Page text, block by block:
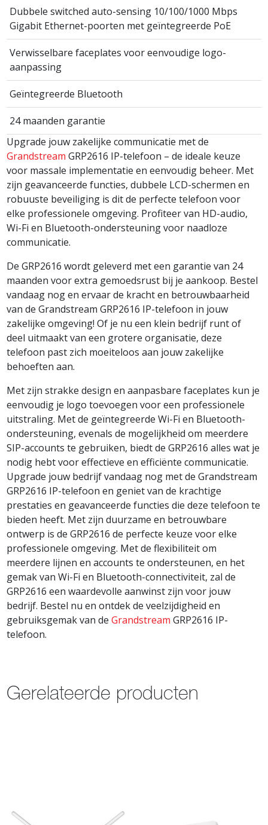
Dubbele switched auto-sensing 10/100/1000 Mbps
Gigabit Ethernet-poorten met geïntegreerde PoE
Verwisselbare faceplates voor eenvoudige logo-
aanpassing
Geïntegreerde Bluetooth
24 maanden garantie
Upgrade jouw zakelijke communicatie met de
Grandstream GRP2616 IP-telefoon – de ideale keuze
voor massale implementatie en eenvoudig beheer. Met
zijn geavanceerde functies, dubbele LCD-schermen en
robuuste beveiliging is dit de perfecte telefoon voor
elke professionele omgeving. Profiteer van HD-audio,
Wi-Fi en Bluetooth-ondersteuning voor naadloze
communicatie.
De GRP2616 wordt geleverd met een garantie van 24
maanden voor extra gemoedsrust bij je aankoop. Bestel
vandaag nog en ervaar de kracht en betrouwbaarheid
van de Grandstream GRP2616 IP-telefoon in jouw
zakelijke omgeving! Of je nu een klein bedrijf runt of
deel uitmaakt van een grotere organisatie, deze
telefoon past zich moeiteloos aan jouw zakelijke
behoeften aan.
Met zijn strakke design en aanpasbare faceplates kun je
eenvoudig je logo toevoegen voor een professionele
uitstraling. Met de geïntegreerde Wi-Fi en Bluetooth-
ondersteuning, evenals de mogelijkheid om meerdere
SIP-accounts te gebruiken, biedt de GRP2616 alles wat je
nodig hebt voor effectieve en efficiënte communicatie.
Upgrade jouw bedrijf vandaag nog met de Grandstream
GRP2616 IP-telefoon en geniet van de krachtige
prestaties en geavanceerde functies die deze telefoon te
bieden heeft. Met zijn duurzame en betrouwbare
ontwerp is de GRP2616 de perfecte keuze voor elke
professionele omgeving. Met de flexibiliteit om
meerdere lijnen en accounts te ondersteunen, en het
gemak van Wi-Fi en Bluetooth-connectiviteit, zal de
GRP2616 een waardevolle aanwinst zijn voor jouw
bedrijf. Bestel nu en ontdek de veelzijdigheid en
gebruiksgemak van deGrandstream GRP2616 IP-
telefoon.
Gerelateerde producten